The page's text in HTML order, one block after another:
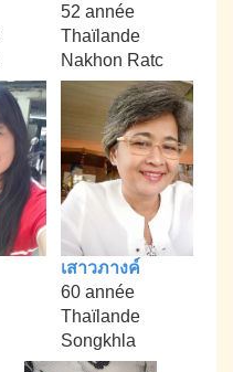
52 année
Thaïlande
Nakhon Ratc
เสาวภางค์
60 année
Thaïlande
Songkhla